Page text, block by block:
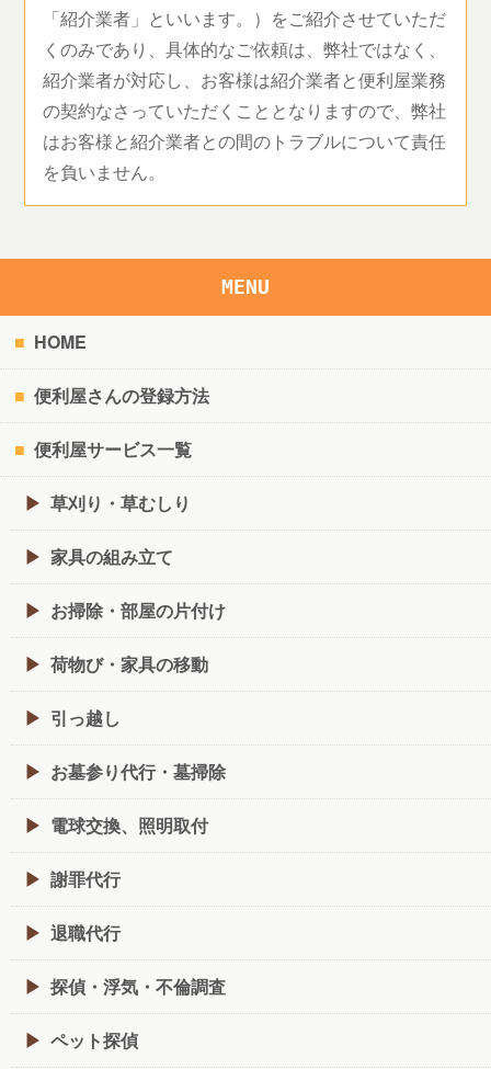
「紹介業者」といいます。）をご紹介させていただ
くのみであり、具体的なご依頼は、弊社ではなく、
紹介業者が対応し、お客様は紹介業者と便利屋業務
の契約なさっていただくこととなりますので、弊社
はお客様と紹介業者との間のトラブルについて責任
を負いません。
MENU
HOME
便利屋さんの登録方法
便利屋サービス一覧
草刈り・草むしり
家具の組み立て
お掃除・部屋の片付け
荷物び・家具の移動
引っ越し
お墓参り代行・墓掃除
電球交換、照明取付
謝罪代行
退職代行
探偵・浮気・不倫調査
ペット探偵